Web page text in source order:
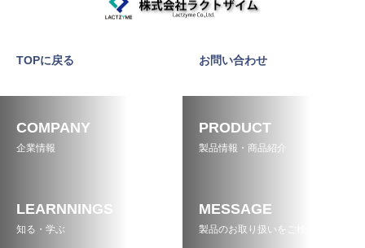
TOPに戻る お問い合わせ
COMPANY
企業情報
PRODUCT
製品情報・商品紹介
LEARNNINGS
知る・学ぶ
MESSAGE
製品のお取り扱いをご検討の方へ